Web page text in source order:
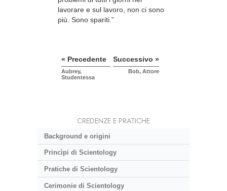
lavorare e sul lavoro, non ci sono
più. Sono spariti.”
« Precedente
Aubrey,
Studentessa
Successivo »
Bob, Attore
CREDENZE E PRATICHE
Background e origini
Princìpi di Scientology
Pratiche di Scientology
Cerimonie di Scientology